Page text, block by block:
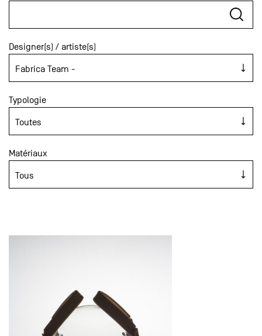
Designer(s) / artiste(s)
Typologie
Matériaux